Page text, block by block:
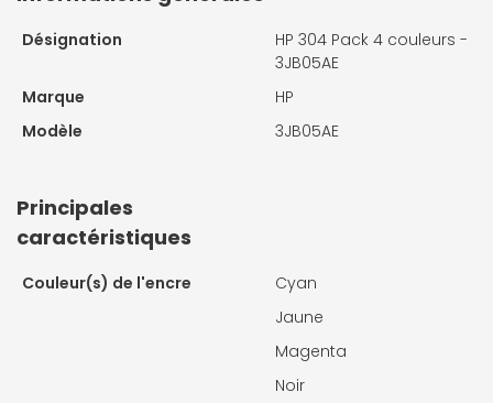
Désignation
HP 304 Pack 4 couleurs -
3JB05AE
Marque
HP
Modèle
3JB05AE
Principales
caractéristiques
Couleur(s) de l'encre
Cyan
Jaune
Magenta
Noir